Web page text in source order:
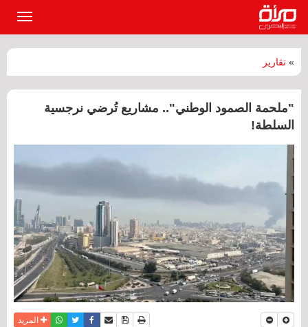
» تقارير
"ملحمة الصمود الوطني".. مشاريع تُرضي نرجسية
السلطة!
نسخة للطباعة
حفظ الموضوع
أرسل الى صديق
فيسبوكتويترواتسابالمزيد